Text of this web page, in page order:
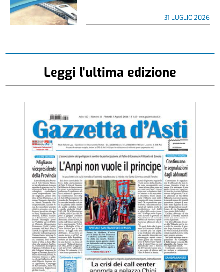
31 LUGLIO 2026
Leggi l'ultima edizione